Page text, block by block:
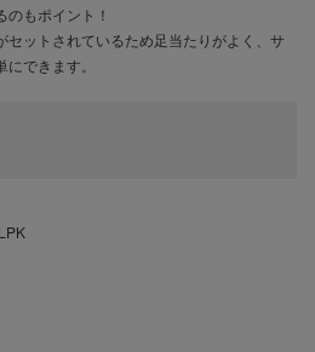
もポイント！
ットされているため足当たりがよく、サ
できます。